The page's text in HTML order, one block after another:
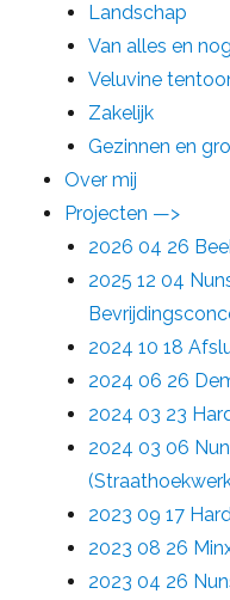
Landschap
Van alles en
Veluvine
Zakelijk
Gezinnen en
Over mij
Projecten —>
2026 04 26
2025 12 04
2024 10 18
2024 06 26
2024 03 23
2024 03 06
2023 09 17
2023 08 26
2023 04 26